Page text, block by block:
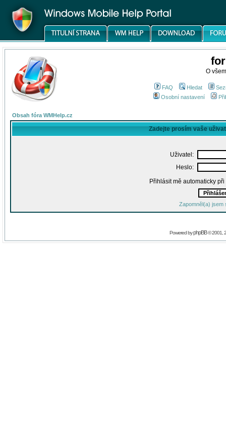
O
FAQ Hledat
Osobní nastavení
Obsah fóra WMHelp.cz
Zadejte prosím vaše
Uživatel:
Heslo:
Přihlásit mě automaticky
Zapomněl(a) jsem
Powered byphpBB© 2001,